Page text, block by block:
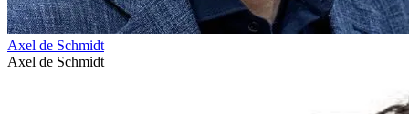
Axel de Schmidt
Axel de Schmidt